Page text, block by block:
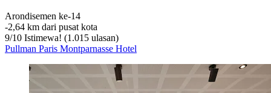
Arondisemen ke-14
‐2,64 km dari pusat kota
9/10 Istimewa! (1.015 ulasan)
Pullman Paris Montparnasse Hotel